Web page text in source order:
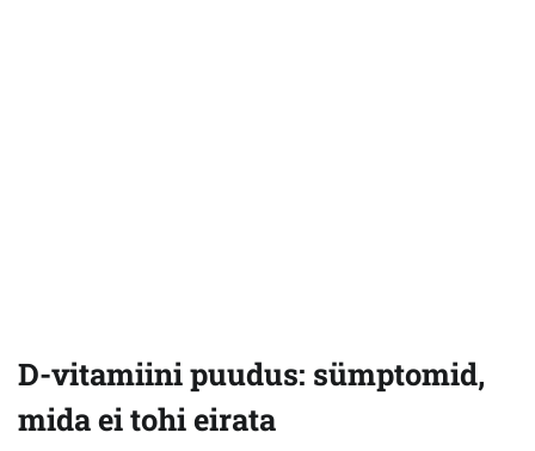
D-vitamiini puudus: sümptomid,
mida ei tohi eirata